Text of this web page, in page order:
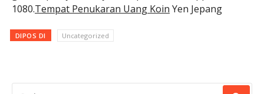
1080.Tempat Penukaran Uang Koin Yen Jepang
DIPOS DI Uncategorized